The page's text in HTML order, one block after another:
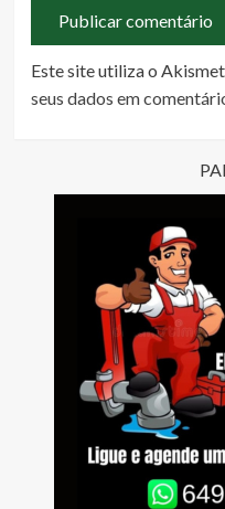
Este site utiliza o
seus dados em